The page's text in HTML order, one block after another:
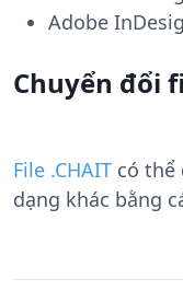
Adobe
Chuyển đổi
File .CHAIT có thể
dạng khác bằng